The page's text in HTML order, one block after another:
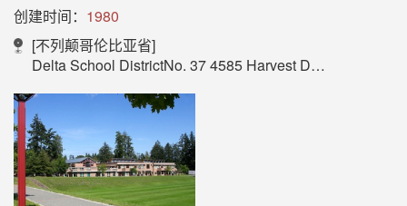
创建时间： 1980
[不列颠哥伦比亚省]
Delta School DistrictNo. 37 4585 Harvest Drive，Delta, BC V4K 5B4，Canada